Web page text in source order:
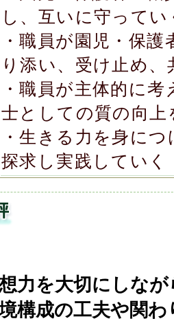
し、互いに守ってい
・職員が園児・保
り添い、受け止め、
・職員が主体的に
士としての質の向
・生きる力を身に
探求し実践していく
力を大切にしな
構成の工夫や関